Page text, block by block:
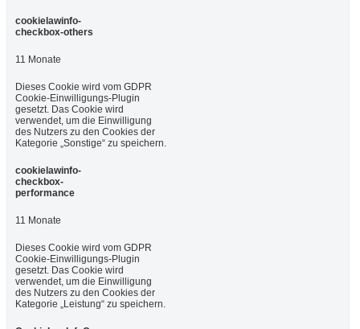
cookielawinfo-
checkbox-others
11 Monate
Dieses Cookie wird vom GDPR
Cookie-Einwilligungs-Plugin
gesetzt. Das Cookie wird
verwendet, um die Einwilligung
des Nutzers zu den Cookies der
Kategorie „Sonstige“ zu speichern.
cookielawinfo-
checkbox-
performance
11 Monate
Dieses Cookie wird vom GDPR
Cookie-Einwilligungs-Plugin
gesetzt. Das Cookie wird
verwendet, um die Einwilligung
des Nutzers zu den Cookies der
Kategorie „Leistung“ zu speichern.